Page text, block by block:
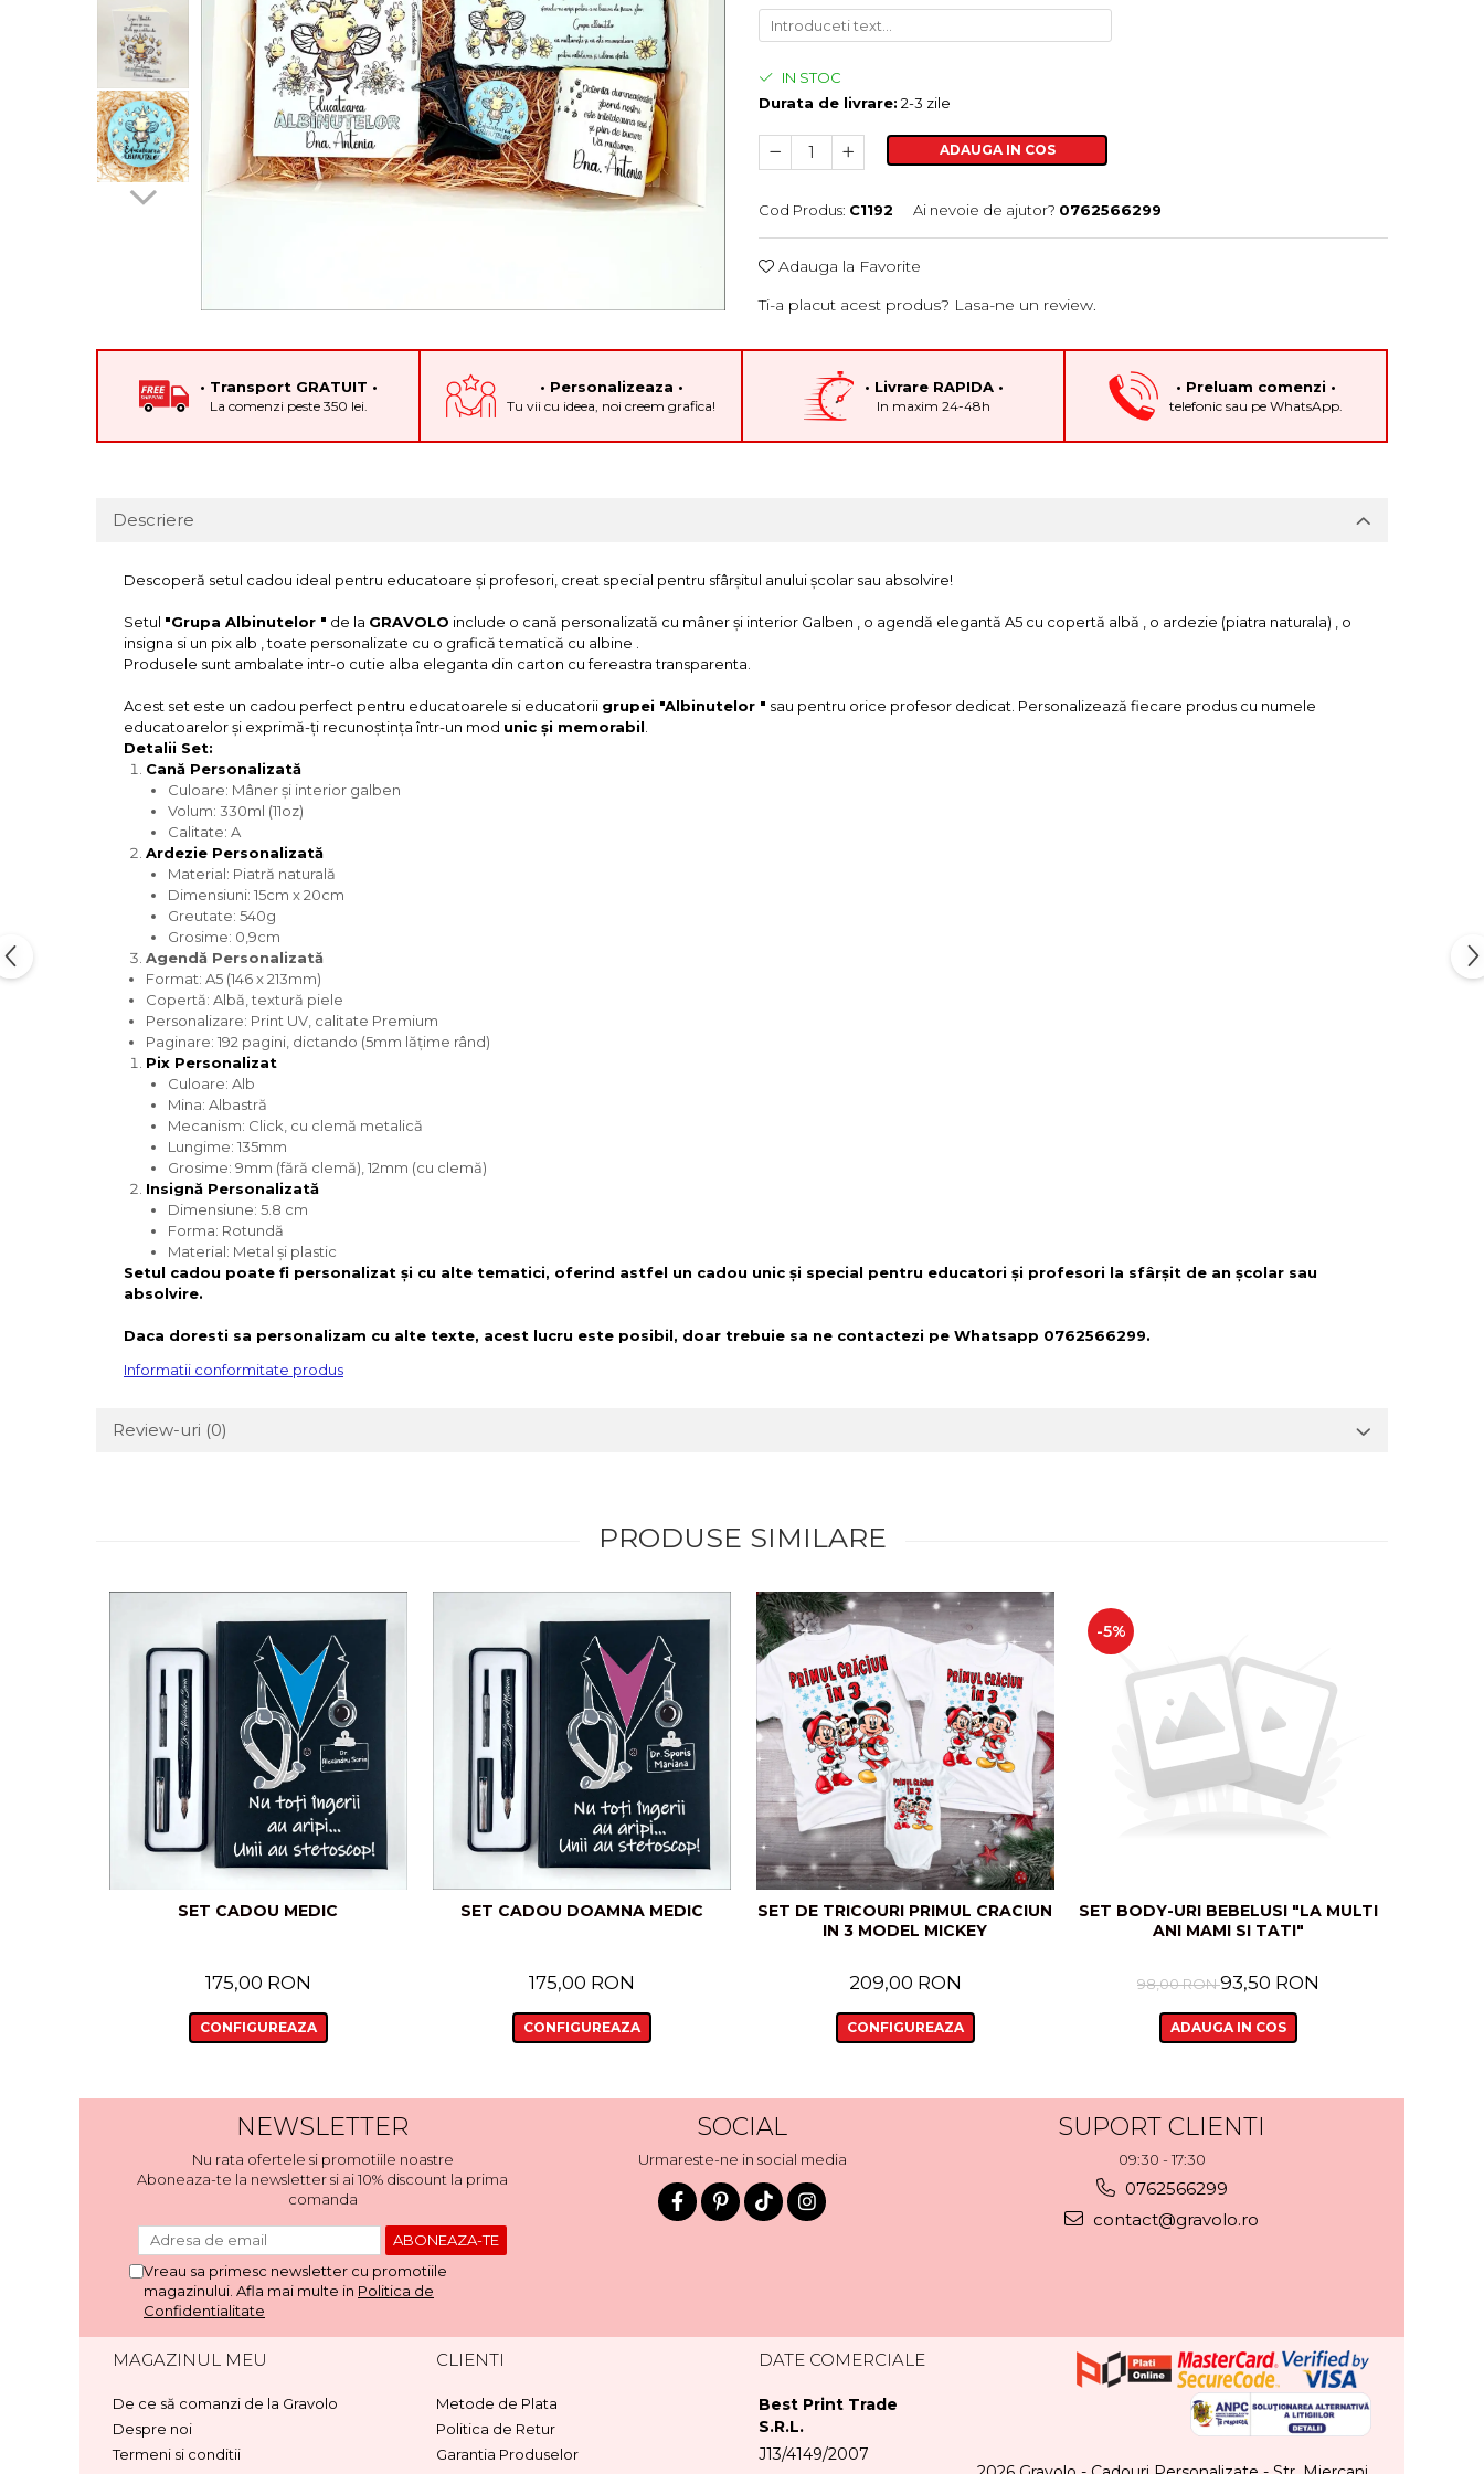
Body bebelusi personalizate
Perne personalizate
Plusuri personalizate
Agende personalizate
Etichete pentru sticla de vin
Cadouri Personalizate Unice
Cadouri pentru Doctori
Cadouri Pensionare
Cadouri Profesori
IN STOC
Durata de livrare: 2-3 zile
ADAUGA IN COS
Cod Produs: C1192 Ai nevoie de ajutor? 0762566299
Adauga la Favorite
Ti-a placut acest produs? Lasa-ne un review.
• Transport GRATUIT •
La comenzi peste 350 lei.
• Personalizeaza •
Tu vii cu ideea, noi creem grafica!
• Livrare RAPIDA •
In maxim 24-48h
• Preluam comenzi •
telefonic sau pe WhatsApp.
Descriere
Descoperă setul cadou ideal pentru educatoare și profesori, creat special pentru sfârșitul anului școlar sau absolvire!
Setul "Grupa Albinutelor " de la GRAVOLO include o cană personalizată cu mâner și interior Galben , o agendă elegantă A5 cu copertă albă , o ardezie (piatra naturala) , o
insigna si un pix alb , toate personalizate cu o grafică tematică cu albine .
Produsele sunt ambalate intr-o cutie alba eleganta din carton cu fereastra transparenta.
Acest set este un cadou perfect pentru educatoarele si educatorii grupei "Albinutelor " sau pentru orice profesor dedicat. Personalizează fiecare produs cu numele
educatoarelor și exprimă-ți recunoștința într-un mod unic și memorabil
Detalii Set:
Cană Personalizată
Culoare: Mâner și interior galben
Volum: 330ml (11oz)
Calitate: A
Ardezie Personalizată
Material: Piatră naturală
Dimensiuni: 15cm x 20cm
Greutate: 540g
Grosime: 0,9cm
Agendă Personalizată
Format: A5 (146 x 213mm)
Copertă: Albă, textură piele
Personalizare: Print UV, calitate Premium
Paginare: 192 pagini, dictando (5mm lățime rând)
Pix Personalizat
Culoare: Alb
Mina: Albastră
Mecanism: Click, cu clemă metalică
Lungime: 135mm
Grosime: 9mm (fără clemă), 12mm (cu clemă)
Insignă Personalizată
Dimensiune: 5.8 cm
Forma: Rotundă
Material: Metal și plastic
Setul cadou poate fi personalizat și cu alte tematici, oferind astfel un cadou unic și special pentru educatori și profesori la sfârșit de an școlar sau
absolvire.
Daca doresti sa personalizam cu alte texte, acest lucru este posibil, doar trebuie sa ne contactezi pe Whatsapp 0762566299.
Informatii conformitate produs
Review-uri (0)
PRODUSE SIMILARE
SET CADOU MEDIC
175,00 RON
CONFIGUREAZA
SET CADOU DOAMNA MEDIC
175,00 RON
CONFIGUREAZA
SET DE TRICOURI PRIMUL CRACIUN
IN 3 MODEL MICKEY
209,00 RON
CONFIGUREAZA
-5%
SET BODY-URI BEBELUSI "LA MULTI
ANI MAMI SI TATI"
98,00 RON93,50 RON
ADAUGA IN COS
NEWSLETTER
Nu rata ofertele si promotiile noastre
Aboneaza-te la newsletter si ai 10% discount la prima
comanda
Vreau sa primesc newsletter cu promotiile
magazinului. Afla mai multe in Politica de
Confidentialitate
SOCIAL
Urmareste-ne in social media
SUPORT CLIENTI
09:30 - 17:30
0762566299
contact@gravolo.ro
MAGAZINUL MEU
De ce să comanzi de la Gravolo
Despre noi
Termeni si conditii
CLIENTI
Metode de Plata
Politica de Retur
Garantia Produselor
DATE COMERCIALE
Best Print Trade
S.R.L.
J13/4149/2007